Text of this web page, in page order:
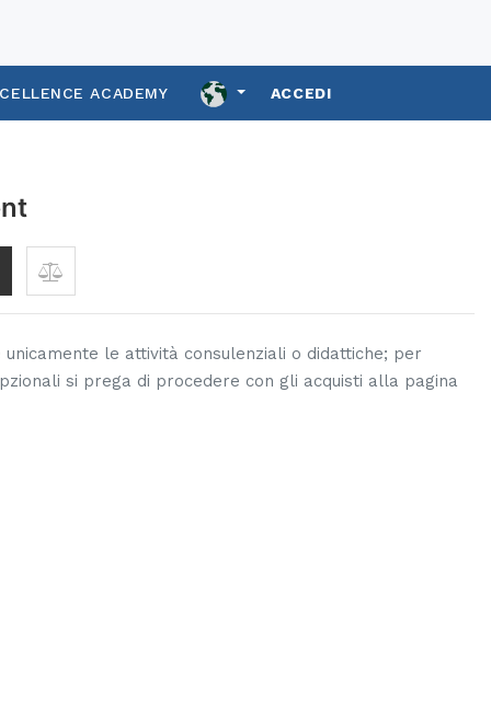
ACADEMY ACCEDI
le attività consulenziali o didattiche; per
si prega di procedere con gli acquisti alla pagina